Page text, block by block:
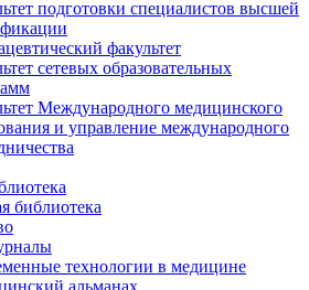
подготовки специалистов высшей
факультет
сетевых образовательных
Международного медицинского
и управление международного
библиотека
технологии в медицине
альманах